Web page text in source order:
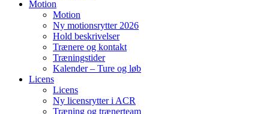
Motion
Motion
Ny motionsrytter 2026
Hold beskrivelser
Trænere og kontakt
Træningstider
Kalender – Ture og løb
Licens
Licens
Ny licensrytter i ACR
Træning og trænerteam